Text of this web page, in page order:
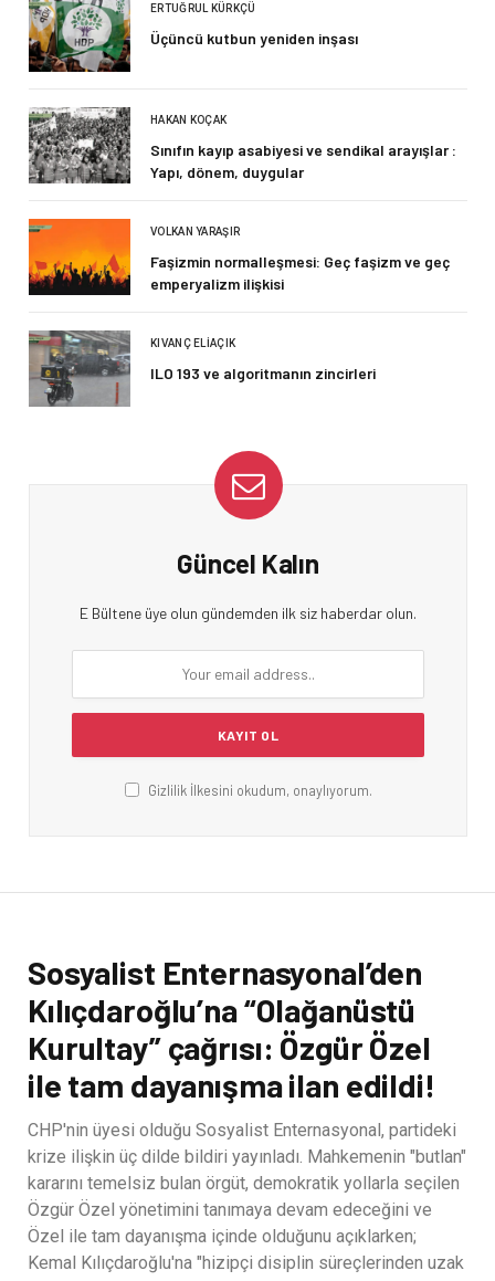
ERTUĞRUL KÜRKÇÜ
Üçüncü kutbun yeniden inşası
HAKAN KOÇAK
Sınıfın kayıp asabiyesi ve sendikal arayışlar :
Yapı, dönem, duygular
VOLKAN YARAŞIR
Faşizmin normalleşmesi: Geç faşizm ve geç
emperyalizm ilişkisi
KIVANÇ ELIAÇIK
ILO 193 ve algoritmanın zincirleri
Güncel Kalın
E Bültene üye olun gündemden ilk siz haberdar olun.
Gizlilik İlkesini okudum, onaylıyorum.
Sosyalist Enternasyonal’den
Kılıçdaroğlu’na “Olağanüstü
Kurultay” çağrısı: Özgür Özel
ile tam dayanışma ilan edildi!
CHP'nin üyesi olduğu Sosyalist Enternasyonal, partideki
krize ilişkin üç dilde bildiri yayınladı. Mahkemenin "butlan"
kararını temelsiz bulan örgüt, demokratik yollarla seçilen
Özgür Özel yönetimini tanımaya devam edeceğini ve
Özel ile tam dayanışma içinde olduğunu açıklarken;
Kemal Kılıçdaroğlu'na "hizipçi disiplin süreçlerinden uzak